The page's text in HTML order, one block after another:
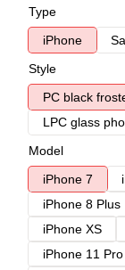
Type
iPhone
Style
PC black
LPC glass
Model
iPhone 7
iPhone 8 Plus
iPhone XS
iPhone 11 Pro